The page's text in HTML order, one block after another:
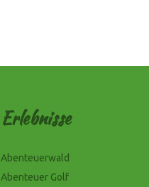
Erlebnisse
Abenteuerwald
Abenteuer Golf